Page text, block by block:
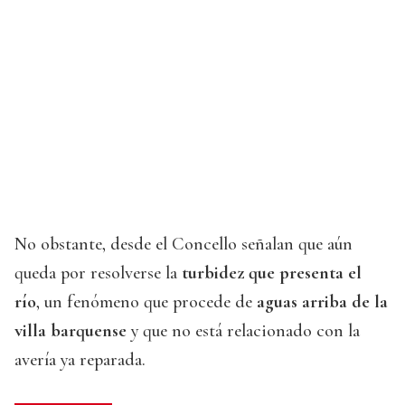
No obstante, desde el Concello señalan que aún
queda por resolverse la turbidez que presenta el
río, un fenómeno que procede de aguas arriba de la
villa barquense y que no está relacionado con la
avería ya reparada.